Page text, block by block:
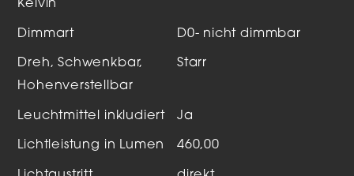
Kelvin
Dimmart D0- nicht dimmbar
Dreh, Schwenkbar,
Hohenverstellbar
Starr
Leuchtmittel inkludiert Ja
Lichtleistung in Lumen 460,00